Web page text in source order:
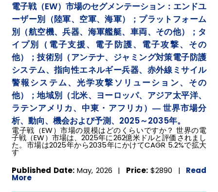
電子戦（EW）市場のセグメンテーション：エンドユ
ーザー別（陸軍、空軍、海軍）；プラットフォーム
別（航空機、兵器、海軍艦艇、車両、その他）；タ
イプ別（電子支援、電子防護、電子攻撃、その
他）；技術別（アンテナ、ジャミング対策電子防護
システム、指向性エネルギー兵器、赤外線ミサイル
警報システム、光学攻撃ソリューション、その
他）；地域別（北米、ヨーロッパ、アジア太平洋、
ラテンアメリカ、中東・アフリカ）― 世界市場分
析、動向、機会および予測、2025～2035年。
電子戦（EW）市場の規模はどのくらいですか？ 世界の電
子戦（EW）市場は、2025年に262億米ドルと評価されまし
た。市場は2025年から2035年にかけてCAGR 5.2%で拡大
す
Published Date:May, 2026 | Price:$2890 | Read
More